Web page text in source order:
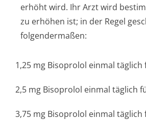
erhöht wird. Ihr Arzt wird
zu erhöhen ist; in der Regel
folgendermaßen:
1,25 mg Bisoprolol einmal täglich
2,5 mg Bisoprolol einmal täglich
3,75 mg Bisoprolol einmal täglich